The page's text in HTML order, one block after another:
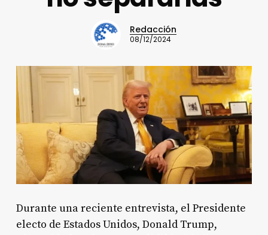
Redacción
08/12/2024
Durante una reciente entrevista, el Presidente
electo de Estados Unidos, Donald Trump,